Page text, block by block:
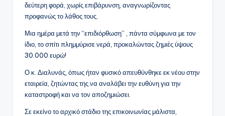
δεύτερη φορά, χωρίς επιβάρυνση, αναγνωρίζοντας
προφανώς το λάθος τους.
Μια ημέρα μετά την “επιδιόρθωση” , πάντα σύμφωνα με τον
ίδιο, το σπίτι πλημμύρισε νερά, προκαλώντας ζημιές ύψους
30.000 ευρώ!
Ο κ. Διαλυνάς, όπως ήταν φυσικό απευθύνθηκε εκ νέου στην
εταιρεία, ζητώντας της να αναλάβει την ευθύνη για την
καταστροφή και να τον αποζημιώσει.
Σε εκείνο το αρχικό στάδιο της επικοινωνίας μάλιστα,